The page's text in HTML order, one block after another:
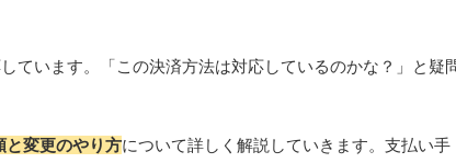
ています。「この決済方法は対応しているのかな？」と疑
変更のやり方について詳しく解説していきます。支払い手